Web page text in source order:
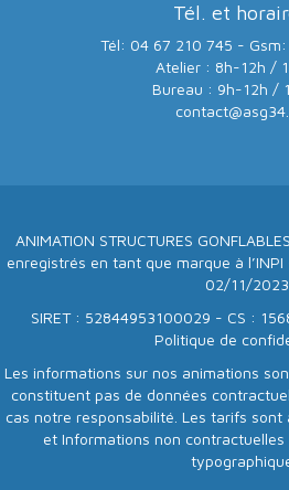
Tél. et
Tél: 04 67 210 745 -
Atelier : 8h-12h /
Bureau : 9h-12h /
ANIMATION STRUCTURES
enregistrés en tant que marque à
02/11/2023
SIRET : 52844953100029 - CS :
Politique de
Les informations sur nos animations
constituent pas de données
cas notre responsabilité. Les tarifs
et Informations non